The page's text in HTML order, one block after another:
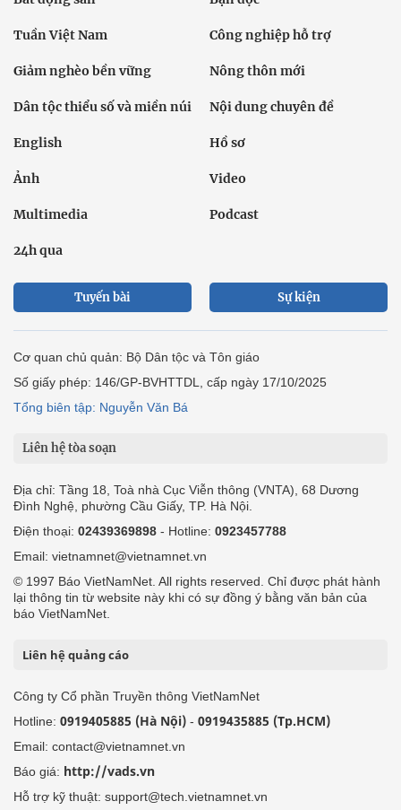
Tuần Việt Nam Công nghiệp hỗ trợ
Giảm nghèo bền vững Nông thôn mới
Dân tộc thiểu số và miền núi Nội dung chuyên đề
English Hồ sơ
Ảnh Video
Multimedia Podcast
24h qua
Tuyến bài Sự kiện
Cơ quan chủ quản: Bộ Dân tộc và Tôn giáo
Số giấy phép: 146/GP-BVHTTDL, cấp ngày 17/10/2025
Tổng biên tập: Nguyễn Văn Bá
Liên hệ tòa soạn
Địa chỉ: Tầng 18, Toà nhà Cục Viễn thông (VNTA), 68 Dương
Đình Nghệ, phường Cầu Giấy, TP. Hà Nội.
Điện thoại: 02439369898 - Hotline: 0923457788
Email: vietnamnet@vietnamnet.vn
© 1997 Báo VietNamNet. All rights reserved. Chỉ được phát hành
lại thông tin từ website này khi có sự đồng ý bằng văn bản của
báo VietNamNet.
Liên hệ quảng cáo
Công ty Cổ phần Truyền thông VietNamNet
Hotline: 0919405885 (Hà Nội) - 0919435885 (Tp.HCM)
Email: contact@vietnamnet.vn
Báo giá: http://vads.vn
Hỗ trợ kỹ thuật: support@tech.vietnamnet.vn